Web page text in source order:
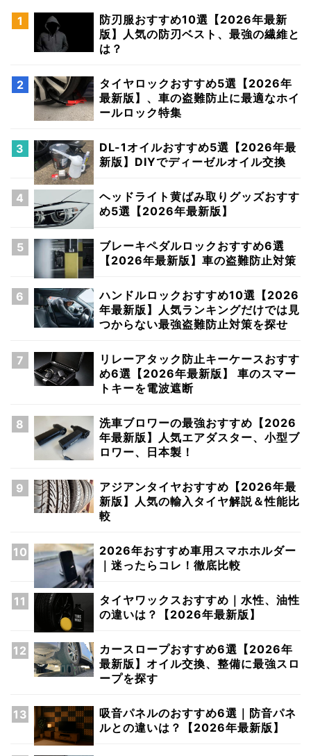
防刃服おすすめ10選【2026年最新
版】人気の防刃ベスト、最強の繊維と
は？
タイヤロックおすすめ5選【2026年
最新版】、車の盗難防止に最適なホイ
ールロック特集
DL-1オイルおすすめ5選【2026年最
新版】DIYでディーゼルオイル交換
ヘッドライト黄ばみ取りグッズおすす
め5選【2026年最新版】
ブレーキペダルロックおすすめ6選
【2026年最新版】車の盗難防止対策
ハンドルロックおすすめ10選【2026
年最新版】人気ランキングだけでは見
つからない最強盗難防止対策を探せ
リレーアタック防止キーケースおすす
め6選【2026年最新版】 車のスマー
トキーを電波遮断
洗車ブロワーの最強おすすめ【2026
年最新版】人気エアダスター、小型ブ
ロワー、日本製！
アジアンタイヤおすすめ【2026年最
新版】人気の輸入タイヤ解説＆性能比
較
2026年おすすめ車用スマホホルダー
｜迷ったらコレ！徹底比較
タイヤワックスおすすめ｜水性、油性
の違いは？【2026年最新版】
カースロープおすすめ6選【2026年
最新版】オイル交換、整備に最強スロ
ープを探す
吸音パネルのおすすめ6選｜防音パネ
ルとの違いは？【2026年最新版】